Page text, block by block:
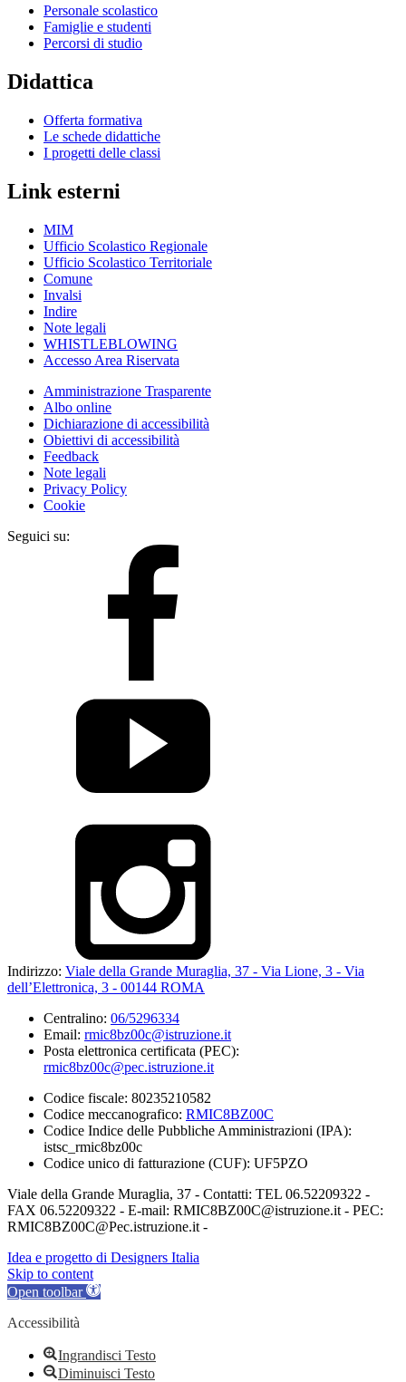
Personale scolastico
Famiglie e studenti
Percorsi di studio
Didattica
Offerta formativa
Le schede didattiche
I progetti delle classi
Link esterni
MIM
Ufficio Scolastico Regionale
Ufficio Scolastico Territoriale
Comune
Invalsi
Indire
Note legali
WHISTLEBLOWING
Accesso Area Riservata
Amministrazione Trasparente
Albo online
Dichiarazione di accessibilità
Obiettivi di accessibilità
Feedback
Note legali
Privacy Policy
Cookie
Seguici su:
Indirizzo: Viale della Grande Muraglia, 37 - Via Lione, 3 - Via
dell’Elettronica, 3 - 00144 ROMA
Centralino: 06/5296334
Email: rmic8bz00c@istruzione.it
Posta elettronica certificata (PEC):
rmic8bz00c@pec.istruzione.it
Codice fiscale: 80235210582
Codice meccanografico: RMIC8BZ00C
Codice Indice delle Pubbliche Amministrazioni (IPA):
istsc_rmic8bz00c
Codice unico di fatturazione (CUF): UF5PZO
Viale della Grande Muraglia, 37 - Contatti: TEL 06.52209322 -
FAX 06.52209322 - E-mail: RMIC8BZ00C@istruzione.it - PEC:
RMIC8BZ00C@Pec.istruzione.it -
Idea e progetto di Designers Italia
Skip to content
Open toolbar
Accessibilità
Ingrandisci Testo
Diminuisci Testo